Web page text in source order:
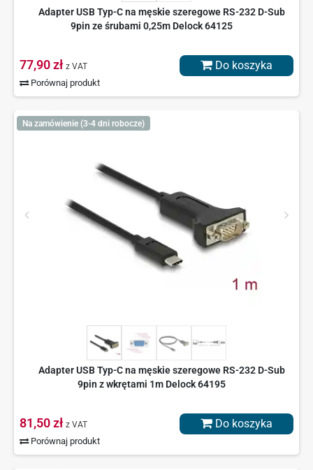
Adapter USB Typ-C na męskie szeregowe RS-232 D-Sub
9pin ze śrubami 0,25m Delock 64125
77,90 zł z VAT
Porównaj produkt
Do koszyka
Na zamówienie (3-4 dni robocze)
Adapter USB Typ-C na męskie szeregowe RS-232 D-Sub
9pin z wkrętami 1m Delock 64195
81,50 zł z VAT
Porównaj produkt
Do koszyka